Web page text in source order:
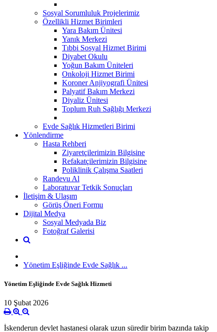
Sosyal Sorumluluk Projelerimiz
Özellikli Hizmet Birimleri
Yara Bakım Ünitesi
Yanık Merkezi
Tıbbi Sosyal Hizmet Birimi
Diyabet Okulu
Yoğun Bakım Üniteleri
Onkoloji Hizmet Birimi
Koroner Anjiyografi Ünitesi
Palyatif Bakım Merkezi
Diyaliz Ünitesi
Toplum Ruh Sağlığı Merkezi
Evde Sağlık Hizmetleri Birimi
Yönlendirme
Hasta Rehberi
Ziyaretçilerimizin Bilgisine
Refakatçilerimizin Bilgisine
Poliklinik Çalışma Saatleri
Randevu Al
Laboratuvar Tetkik Sonuçları
İletişim & Ulaşım
Görüş Öneri Formu
Dijital Medya
Sosyal Medyada Biz
Fotoğraf Galerisi
Yönetim Eşliğinde Evde Sağlık ...
Yönetim Eşliğinde Evde Sağlık Hizmeti
10 Şubat 2026
İskenderun devlet hastanesi olarak uzun süredir birim bazında takip